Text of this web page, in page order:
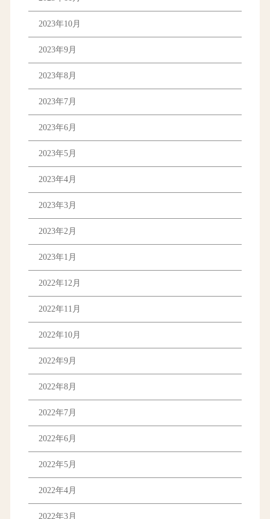
2023年10月
2023年9月
2023年8月
2023年7月
2023年6月
2023年5月
2023年4月
2023年3月
2023年2月
2023年1月
2022年12月
2022年11月
2022年10月
2022年9月
2022年8月
2022年7月
2022年6月
2022年5月
2022年4月
2022年3月